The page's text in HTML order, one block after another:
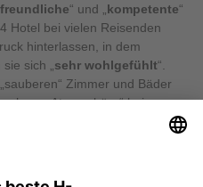
“ und „ kompetente“
Hotel bei vielen Reisenden
hinterlassen, in dem
sich „ sehr wohlgefühlt“.
Zimmer und Bäder
Atmosphäre“ bei.
sich in der Nähe des
der „